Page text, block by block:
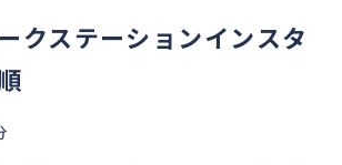
クステーションインスタ